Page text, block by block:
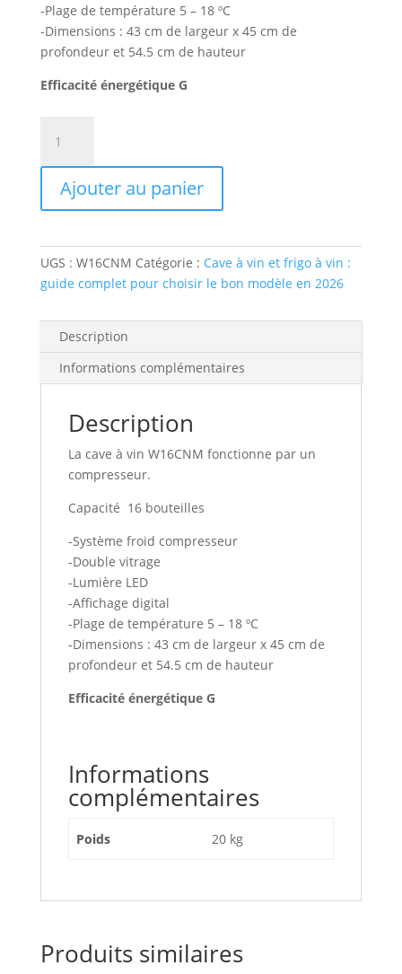
-Plage de température 5 – 18 ºC
-Dimensions : 43 cm de largeur x 45 cm de
profondeur et 54.5 cm de hauteur
Efficacité énergétique G
Cave
vin
bouteilles
Ajouter au panier
UGS : W16CNM Catégorie : Cave à vin et frigo à vin :
guide complet pour choisir le bon modèle en 2026
Description
Informations complémentaires
Description
La cave à vin W16CNM fonctionne par un
compresseur.
Capacité 16 bouteilles
-Système froid compresseur
-Double vitrage
-Lumière LED
-Affichage digital
-Plage de température 5 – 18 ºC
-Dimensions : 43 cm de largeur x 45 cm de
profondeur et 54.5 cm de hauteur
Efficacité énergétique G
Informations
complémentaires
Poids 20 kg
Produits similaires